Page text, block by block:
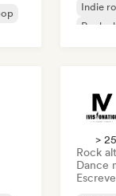
Indie
Rock
>
Rock
Dance